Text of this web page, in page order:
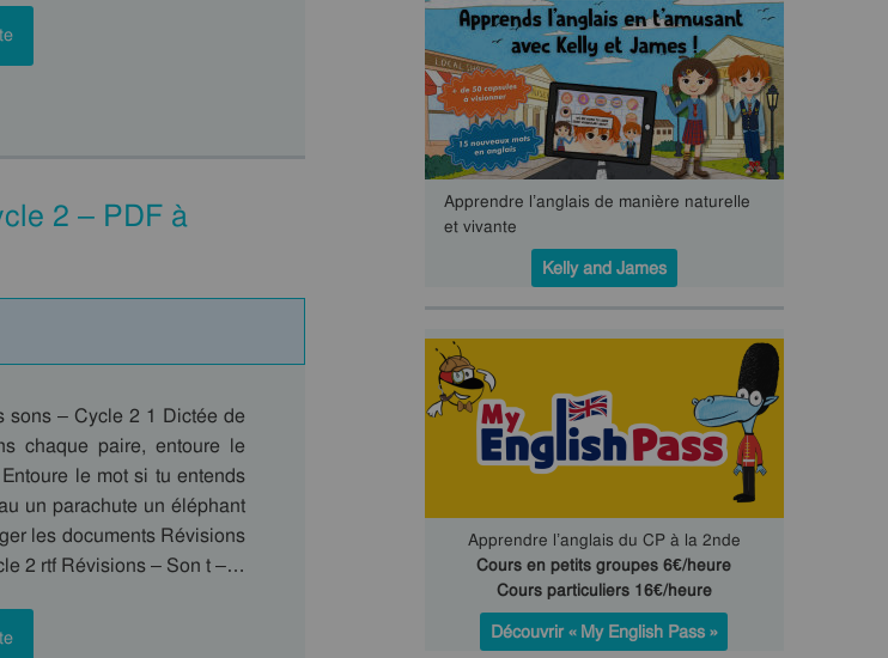
2 – PDF à
sons – Cycle 2 1 Dictée de
chaque paire, entoure le
le mot si tu entends
un parachute un éléphant
les documents Révisions
2 rtf Révisions – Son t –…
Apprendre l’anglais de manière naturelle
et vivante
Kelly and James
Apprendre l’anglais du CP à la 2nde
Cours en petits groupes 6€/heure
Cours particuliers 16€/heure
Découvrir « My English Pass »